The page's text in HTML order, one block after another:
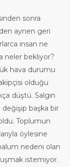
sonra
aynen geri
insan ne
neler bekliyor?
hava durumu
olduğu
düştü. Salgın
değişip başka bir
Toplumun
öylesine
nedeni olan
istemiyor.